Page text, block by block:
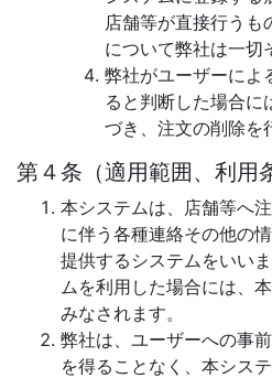
店舗等が直接行うも
について弊社は一切
弊社がユーザーによ
ると判断した場合に
づき、注文の削除を
第４条（適用範囲、利用
本システムは、店舗等へ
に伴う各種連絡その他の
提供するシステムをいい
ムを利用した場合には、
みなされます。
弊社は、ユーザーへの事
を得ることなく、本シス